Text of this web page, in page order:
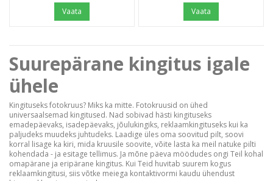
Vaata Vaata
Suurepärane kingitus igale
ühele
Kingituseks fotokruus? Miks ka mitte. Fotokruusid on ühed
universaalsemad kingitused. Nad sobivad hästi kingituseks
emadepäevaks, isadepäevaks, jõulukingiks, reklaamkingituseks kui ka
paljudeks muudeks juhtudeks. Laadige üles oma soovitud pilt, soovi
korral lisage ka kiri, mida kruusile soovite, võite lasta ka meil natuke pilti
kohendada - ja esitage tellimus. Ja mõne päeva möödudes ongi Teil kohal
omapärane ja eripärane kingitus. Kui Teid huvitab suurem kogus
reklaamkingitusi, siis võtke meiega kontaktivormi kaudu ühendust